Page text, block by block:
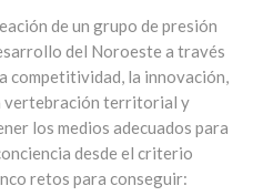
de un grupo de presión
del Noroeste a través
competitividad, la innovación,
vertebración territorial y
los medios adecuados para
desde el criterio
retos para conseguir: